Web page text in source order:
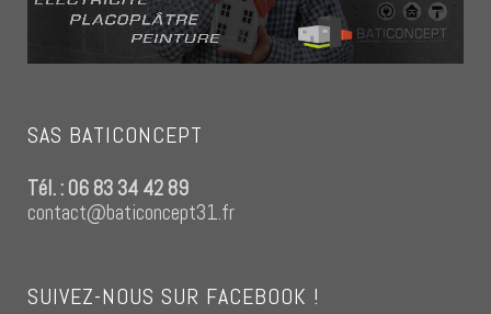
SAS BATICONCEPT
Tél. : 06 83 34 42 89
contact@baticoncept31.fr
SUIVEZ-NOUS SUR FACEBOOK !